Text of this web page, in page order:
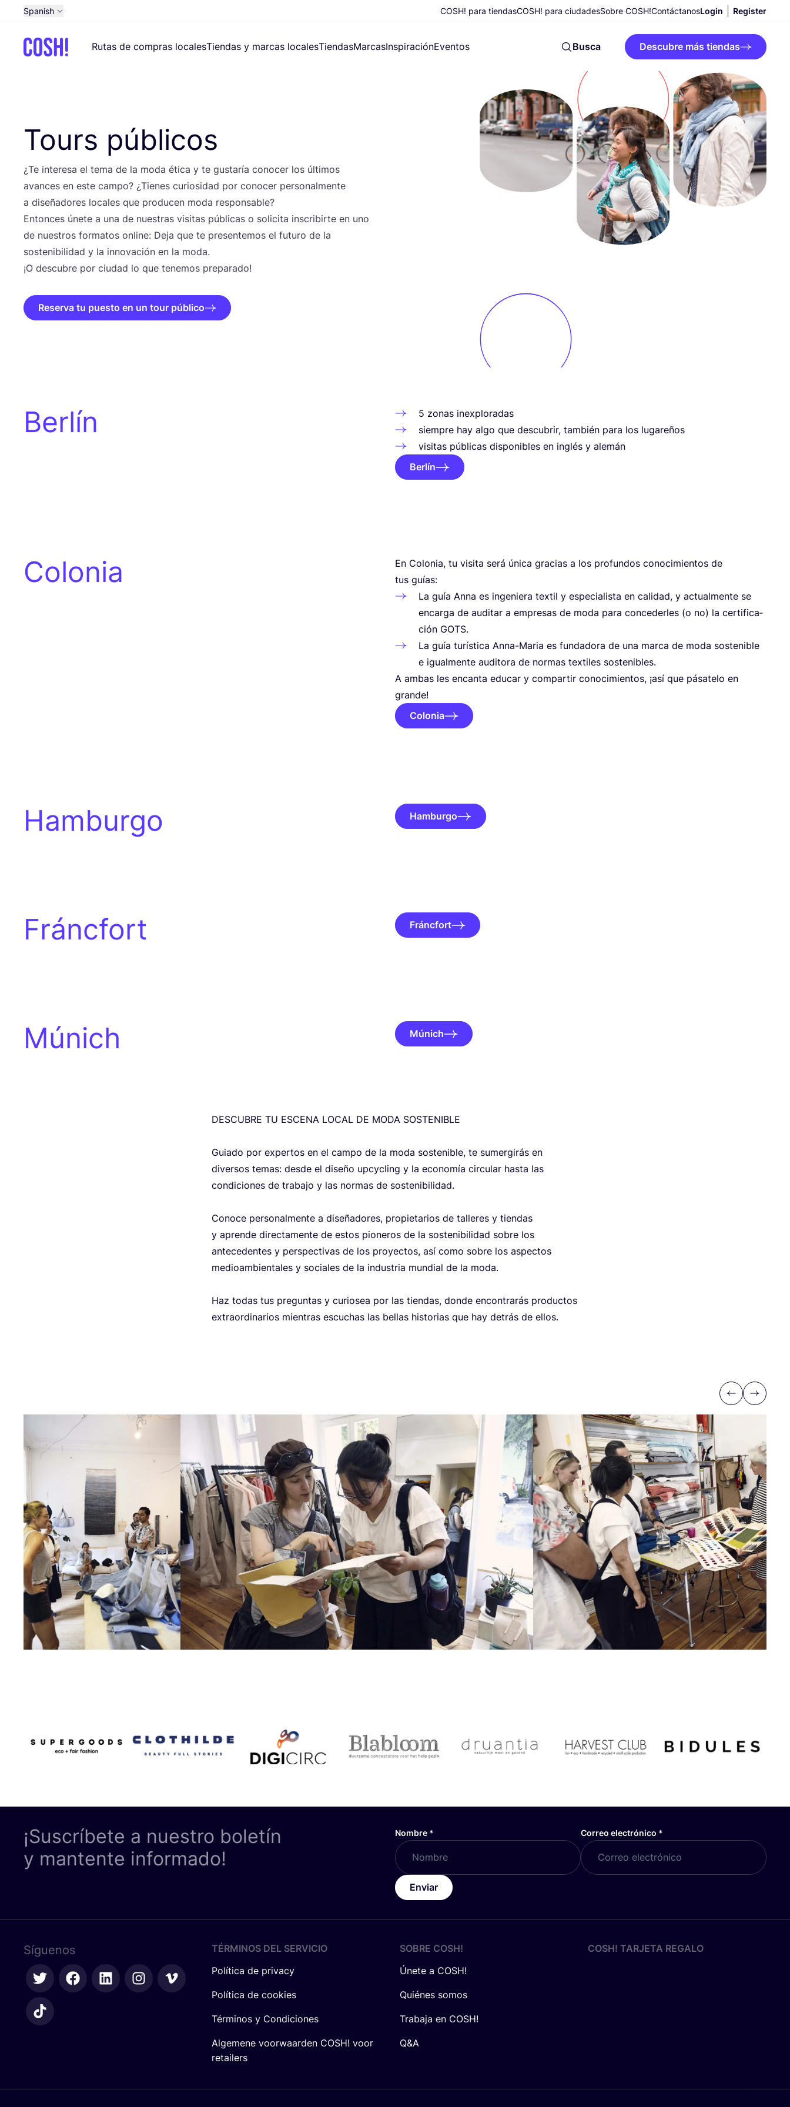
Spanish
Dutch
COSH! para tiendasCOSH! para ciudadesSobre COSH!ContáctanosLogin Register
Rutas de compras localesTiendas y marcas localesTiendasMarcasInspiraciónEventos Busca Descubre más tiendas
Tours públicos
¿Te intere­sa el tema de la moda éti­ca y te gus­ta­ría cono­cer los últi­mos
avan­ces en este cam­po? ¿Tie­nes curio­si­dad por cono­cer per­so­nal­men­te
a dise­ña­do­res loca­les que pro­du­cen moda responsable?
Enton­ces úne­te a una de nues­tras visi­tas públi­cas o soli­ci­ta ins­cri­bir­te en uno
de nues­tros for­ma­tos onli­ne: Deja que te pre­sen­te­mos el futu­ro de la
sos­te­ni­bi­li­dad y la inno­va­ción en la moda.
¡O des­cu­bre por ciu­dad lo que tene­mos preparado!
Reserva tu puesto en un tour público
Berlín 5 zonas inexploradas
siem­pre hay algo que des­cu­brir, tam­bién para los lugareños
visi­tas públi­cas dis­po­ni­bles en inglés y alemán
Berlín
Colonia
En Colo­nia, tu visi­ta será úni­ca gra­cias a los pro­fun­dos cono­ci­mien­tos de
tus guías:
La guía Anna es inge­nie­ra tex­til y espe­cia­lis­ta en cali­dad, y actual­men­te se
encar­ga de audi­tar a empre­sas de moda para con­ce­der­les (o no) la cer­ti­fi­ca­
ción GOTS.
La guía turís­ti­ca Anna-Maria es fun­da­do­ra de una mar­ca de moda sos­te­ni­ble
e igual­men­te audi­to­ra de nor­mas tex­ti­les sostenibles.
A ambas les encan­ta edu­car y com­par­tir cono­ci­mien­tos, ¡así que pása­te­lo en
grande!
Colonia
Hamburgo Hamburgo
Fráncfort Fráncfort
Múnich Múnich
DES­CU­BRE TU ESCE­NA LOCAL DE MODA SOS­TE­NI­BLE
Guia­do por exper­tos en el cam­po de la moda sos­te­ni­ble, te sumer­gi­rás en
diver­sos temas: des­de el dise­ño upcy­cling y la eco­no­mía cir­cu­lar has­ta las
con­di­cio­nes de tra­ba­jo y las nor­mas de sos­te­ni­bi­li­dad.
Cono­ce per­so­nal­men­te a dise­ña­do­res, pro­pie­ta­rios de talle­res y tien­das
y apren­de direc­ta­men­te de estos pio­ne­ros de la sos­te­ni­bi­li­dad sobre los
ante­ce­den­tes y pers­pec­ti­vas de los pro­yec­tos, así como sobre los aspec­tos
medioam­bien­ta­les y socia­les de la indus­tria mun­dial de la moda.
Haz todas tus pre­gun­tas y curio­sea por las tien­das, don­de encon­tra­rás pro­duc­tos
extra­or­di­na­rios mien­tras escu­chas las bellas his­to­rias que hay detrás de ellos.
Previous
Next
¡Suscríbete a nuestro boletín
y mantente informado!
Nombre * Correo electrónico *
Enviar
Síguenos
TÉRMINOS DEL SERVICIO
Política de privacy
Política de cookies
Términos y Condiciones
Algemene voorwaarden COSH! voor
retailers
SOBRE COSH!
Únete a COSH!
Quiénes somos
Trabaja en COSH!
Q&A
COSH! TARJETA REGALO